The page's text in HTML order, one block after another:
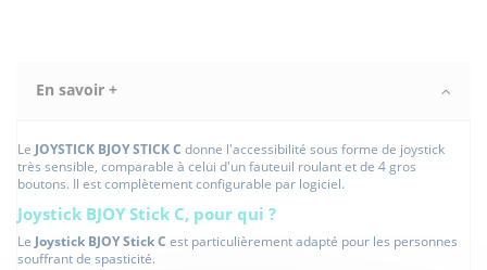
En savoir +
Le JOYSTICK BJOY STICK C donne l'accessibilité sous forme de joystick
très sensible, comparable à celui d'un fauteuil roulant et de 4 gros
boutons. Il est complètement configurable par logiciel.
Joystick BJOY Stick C, pour qui ?
Le Joystick BJOY Stick C est particulièrement adapté pour les personnes
souffrant de spasticité.